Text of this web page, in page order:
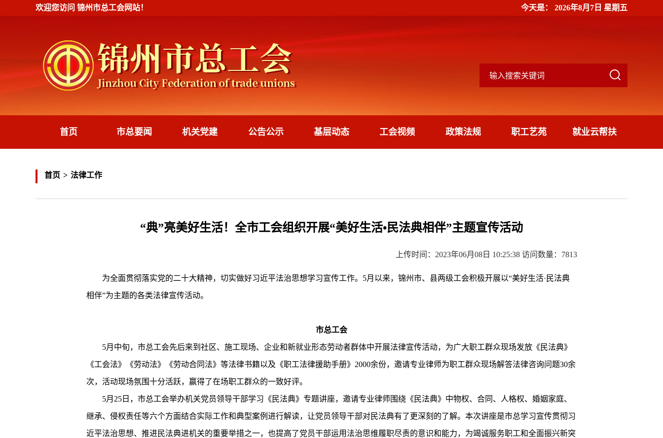
欢迎您访问 锦州市总工会网站！ 今天是： 2026年8月7日 星期五

首页 市总要闻 机关党建 公告公示 基层动态 工会视频 政策法规 职工艺苑 就业云帮扶
首页 > 法律工作
“典”亮美好生活！全市工会组织开展“美好生活•民法典相伴”主题宣传活动
上传时间：2023年06月08日 10:25:38 访问数量：7813
为全面贯彻落实党的二十大精神，切实做好习近平法治思想学习宣传工作。5月以来，锦州市、县两级工会积极开展以“美好生活·民法典
相伴”为主题的各类法律宣传活动。
市总工会
5月中旬，市总工会先后来到社区、施工现场、企业和新就业形态劳动者群体中开展法律宣传活动，为广大职工群众现场发放《民法典》
《工会法》《劳动法》《劳动合同法》等法律书籍以及《职工法律援助手册》2000余份，邀请专业律师为职工群众现场解答法律咨询问题30余
次，活动现场氛围十分活跃，赢得了在场职工群众的一致好评。
5月25日，市总工会举办机关党员领导干部学习《民法典》专题讲座，邀请专业律师围绕《民法典》中物权、合同、人格权、婚姻家庭、
继承、侵权责任等六个方面结合实际工作和典型案例进行解读，让党员领导干部对民法典有了更深刻的了解。本次讲座是市总学习宣传贯彻习
近平法治思想、推进民法典进机关的重要举措之一，也提高了党员干部运用法治思维履职尽责的意识和能力，为竭诚服务职工和全面振兴新突